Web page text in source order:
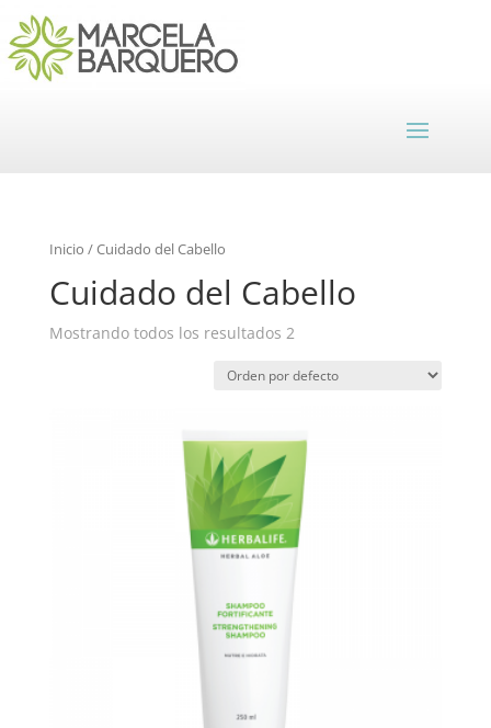
Inicio / Cuidado del Cabello
Cuidado del Cabello
Mostrando todos los resultados 2